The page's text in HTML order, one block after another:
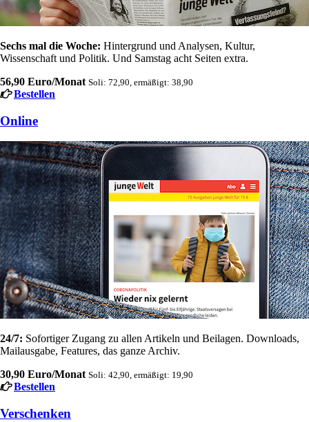
Sechs mal die Woche: Hintergrund und Analysen, Kultur,
Wissenschaft und Politik. Und Samstag acht Seiten extra.
56,90 Euro/Monat Soli: 72,90, ermäßigt: 38,90
Bestellen
Online
24/7: Sofortiger Zugang zu allen Artikeln und Beilagen. Downloads,
Mailausgabe, Features, das ganze Archiv.
30,90 Euro/Monat Soli: 42,90, ermäßigt: 19,90
Bestellen
Verschenken